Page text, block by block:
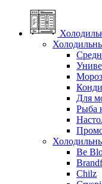
Для
Рыба
Be
Chilz